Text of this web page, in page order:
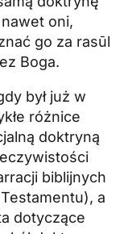
oni,
go za rasūl
Boga.
był już w
różnice
doktryną
biblijnych
a
dotyczące